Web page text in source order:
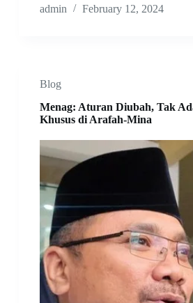
admin February 12, 2024
Blog
Menag: Aturan Diubah, Tak
Khusus di Arafah-Mina